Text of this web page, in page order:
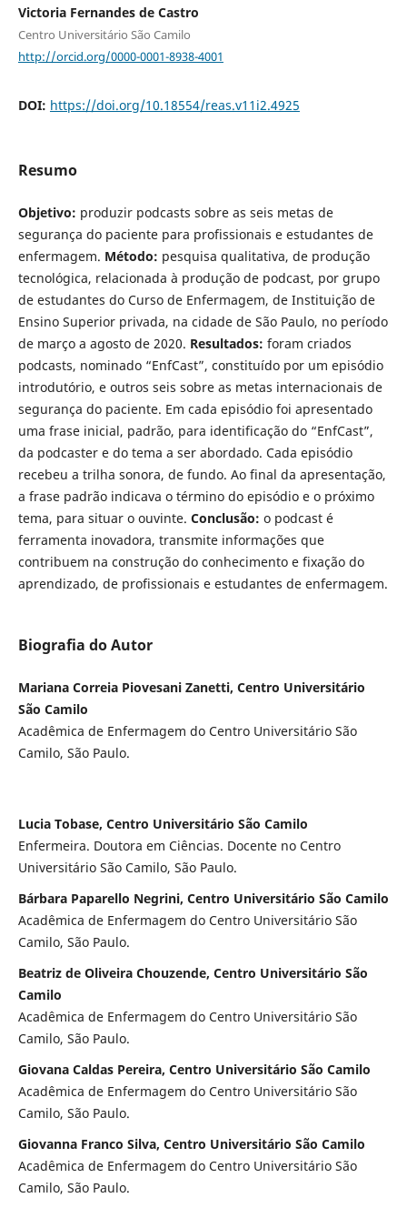
Victoria Fernandes de Castro
Centro Universitário São Camilo
http://orcid.org/0000-0001-8938-4001
DOI: https://doi.org/10.18554/reas.v11i2.4925
Resumo
Objetivo: produzir podcasts sobre as seis metas de
segurança do paciente para profissionais e estudantes de
enfermagem. Método: pesquisa qualitativa, de produção
tecnológica, relacionada à produção de podcast, por grupo
de estudantes do Curso de Enfermagem, de Instituição de
Ensino Superior privada, na cidade de São Paulo, no período
de março a agosto de 2020. Resultados: foram criados
podcasts, nominado “EnfCast”, constituído por um episódio
introdutório, e outros seis sobre as metas internacionais de
segurança do paciente. Em cada episódio foi apresentado
uma frase inicial, padrão, para identificação do “EnfCast”,
da podcaster e do tema a ser abordado. Cada episódio
recebeu a trilha sonora, de fundo. Ao final da apresentação,
a frase padrão indicava o término do episódio e o próximo
tema, para situar o ouvinte. Conclusão: o podcast é
ferramenta inovadora, transmite informações que
contribuem na construção do conhecimento e fixação do
aprendizado, de profissionais e estudantes de enfermagem.
Biografia do Autor
Mariana Correia Piovesani Zanetti, Centro Universitário
São Camilo
Acadêmica de Enfermagem do Centro Universitário São
Camilo, São Paulo.
Lucia Tobase, Centro Universitário São Camilo
Enfermeira. Doutora em Ciências. Docente no Centro
Universitário São Camilo, São Paulo.
Bárbara Paparello Negrini, Centro Universitário São Camilo
Acadêmica de Enfermagem do Centro Universitário São
Camilo, São Paulo.
Beatriz de Oliveira Chouzende, Centro Universitário São
Camilo
Acadêmica de Enfermagem do Centro Universitário São
Camilo, São Paulo.
Giovana Caldas Pereira, Centro Universitário São Camilo
Acadêmica de Enfermagem do Centro Universitário São
Camilo, São Paulo.
Giovanna Franco Silva, Centro Universitário São Camilo
Acadêmica de Enfermagem do Centro Universitário São
Camilo, São Paulo.